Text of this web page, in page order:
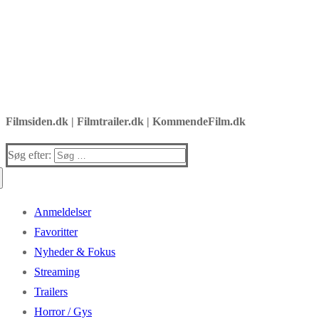
Filmsiden.dk | Filmtrailer.dk | KommendeFilm.dk
Søg efter:
Anmeldelser
Favoritter
Nyheder & Fokus
Streaming
Trailers
Horror / Gys